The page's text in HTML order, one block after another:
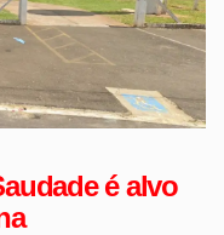
é alvo